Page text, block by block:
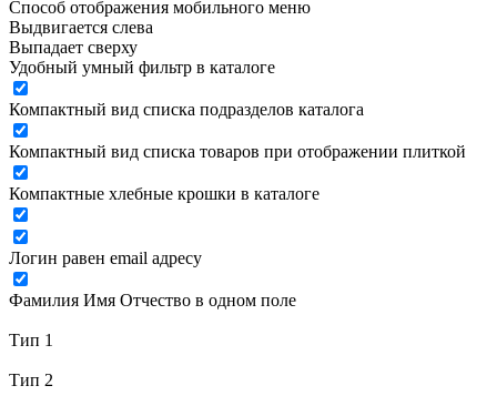
Способ отображения мобильного меню
Выдвигается слева
Выпадает сверху
Удобный умный фильтр в каталоге
Компактный вид списка подразделов каталога
Компактный вид списка товаров при отображении плиткой
Компактные хлебные крошки в каталоге
Логин равен email адресу
Фамилия Имя Отчество в одном поле
Тип 1
Тип 2